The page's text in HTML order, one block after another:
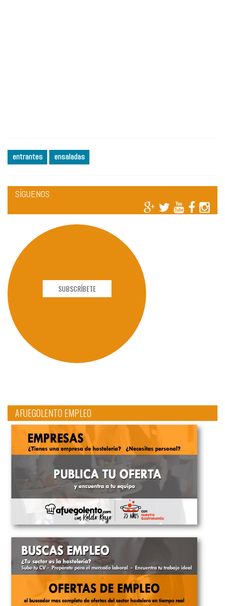
entrantes ensaladas
SÍGUENOS
SUBSCRÍBETE
AFUEGOLENTO EMPLEO